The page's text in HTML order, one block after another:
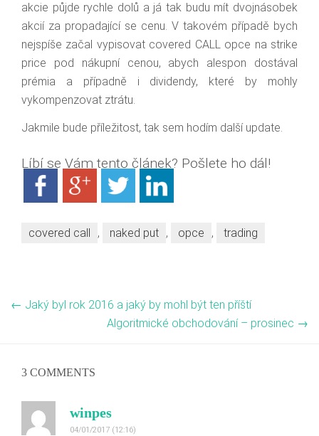
akcie půjde rychle dolů a já tak budu mít dvojnásobek
akcií za propadající se cenu. V takovém případě bych
nejspíše začal vypisovat covered CALL opce na strike
price pod nákupní cenou, abych alespon dostával
prémia a případně i dividendy, které by mohly
vykompenzovat ztrátu.
Jakmile bude příležitost, tak sem hodím další update.
Líbí se Vám tento článek? Pošlete ho dál!
covered call , naked put , opce , trading
← Jaký byl rok 2016 a jaký by mohl být ten příští
Algoritmické obchodování – prosinec →
3 COMMENTS
winpes
04/01/2017 (12:16)